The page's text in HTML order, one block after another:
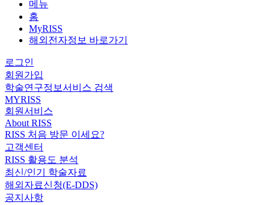
메뉴
홈
MyRISS
해외전자정보 바로가기
로그인
회원가입
학술연구정보서비스 검색
MYRISS
회원서비스
About RISS
RISS 처음 방문 이세요?
고객센터
RISS 활용도 분석
최신/인기 학술자료
해외자료신청(E-DDS)
공지사항